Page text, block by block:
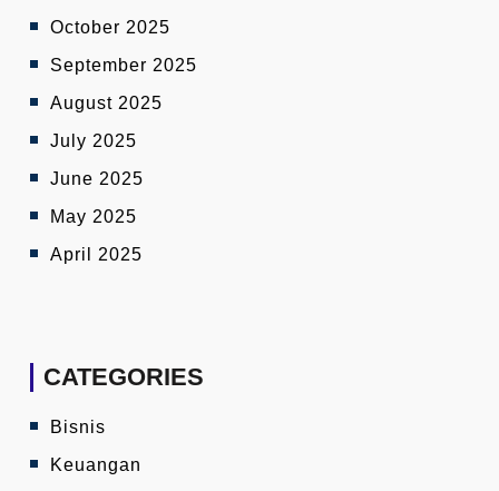
October 2025
September 2025
August 2025
July 2025
June 2025
May 2025
April 2025
CATEGORIES
Bisnis
Keuangan